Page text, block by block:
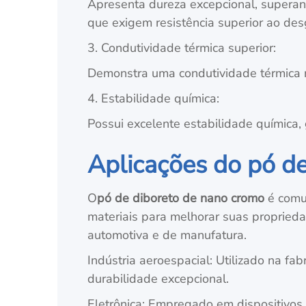
Apresenta dureza excepcional,
que exigem resistência superior ao
3. Condutividade térmica superior:
Demonstra uma condutividade
4. Estabilidade química:
Possui excelente estabilidade
Aplicações do pó
Opó de diboreto de nano cromo é
materiais para melhorar suas
automotiva e de manufatura.
Indústria aeroespacial: Utilizado na
durabilidade excepcional.